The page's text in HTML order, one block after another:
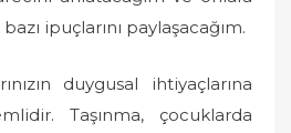
ipuçlarını paylaşacağım.
duygusal ihtiyaçlarına
Taşınma, çocuklarda